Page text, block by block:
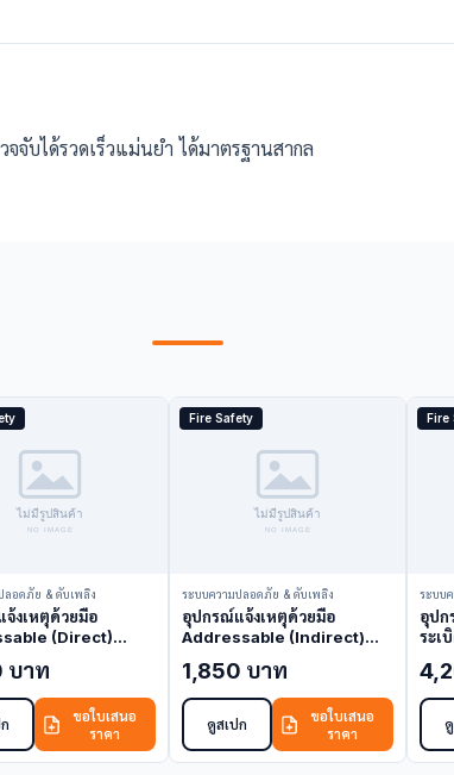
บได้รวดเร็วแม่นยำ ได้มาตรฐานสากล
ลอดภัย & ดับเพลิง
งเหตุด้วยมือ
(Direct)
บาท
ขอใบเสนอ
ราคา
Fire Safety
ระบบความปลอดภัย & ดับเพลิง
อุปกรณ์แจ้งเหตุด้วยมือ
Addressable (Indirect)
Point)
1,850 บาท
ดูสเปก
ขอใบเสนอ
ราคา
Fire
ระบบ
อุปก
ระเ